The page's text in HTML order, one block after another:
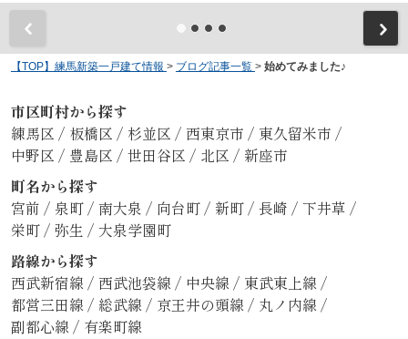
【TOP】練馬新築一戸建て情報 > ブログ記事一覧 > 始めてみました♪
市区町村から探す
練馬区 / 板橋区 / 杉並区 / 西東京市 / 東久留米市 /
中野区 / 豊島区 / 世田谷区 / 北区 / 新座市
町名から探す
宮前 / 泉町/ 南大泉 / 向台町/ 新町/ 長崎 / 下井草 /
栄町/ 弥生 / 大泉学園町
路線から探す
西武新宿線/ 西武池袋線/ 中央線/ 東武東上線/
都営三田線/ 総武線/ 京王井の頭線/ 丸ノ内線/
副都心線/ 有楽町線